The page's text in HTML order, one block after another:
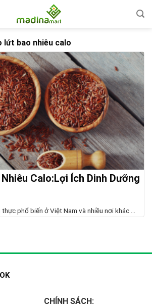
lứt bao nhiêu calo
Calo:Lợi Ích Dinh Dưỡng
phổ biến ở Việt Nam và nhiều nơi khác ...
CHÍNH SÁCH: